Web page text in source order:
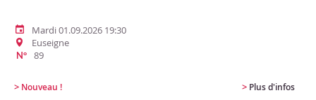
Mardi 01.09.2026 19:30
Euseigne
N° 89
> Nouveau ! > Plus d'infos